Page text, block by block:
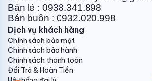
Điều khiển dây kèm theo
Điều hòa nối ống gió Panasonic
48PF2H5-8 được trang bị điều khiển
thiết kế thân thiện dễ dàng sử dụng,
chế độ cài đặt giúp kiểm soát hướng
lượng không khí như mong muốn và
Bán lẻ : 0938.341.898
Bán buôn : 0932.020.998
Dịch vụ khách hàng
Chính sách bảo mật
Chính sách bảo hành
Chính sách thanh toán
Đổi Trả & Hoàn Tiền